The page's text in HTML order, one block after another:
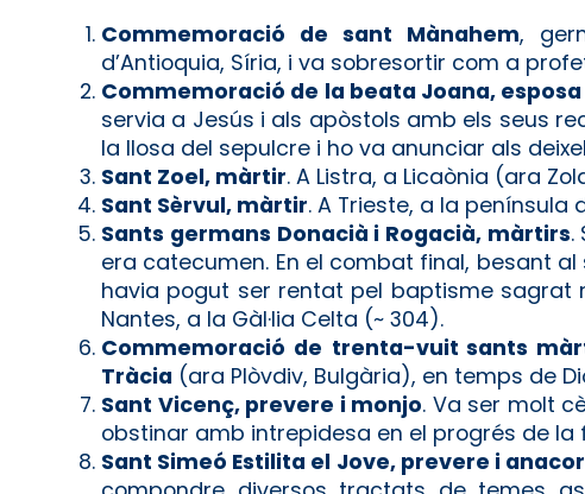
Commemoració de sant Mànahem,
d’Antioquia, Síria, i va sobresortir com a
Commemoració de la beata Joana, esposa
servia a Jesús i als apòstols amb els seus
la llosa del sepulcre i ho va anunciar als
Sant Zoel, màrtir. A Listra, a Licaònia (ara
Sant Sèrvul, màrtir. A Trieste, a la península
Sants germans Donacià i Rogacià, màrtirs.
era catecumen. En el combat final, besant
havia pogut ser rentat pel baptisme sagrat
Nantes, a la Gàl·lia Celta (~ 304).
Commemoració de trenta-vuit sants
Tràcia (ara Plòvdiv, Bulgària), en temps de
Sant Vicenç, prevere i monjo. Va ser molt
obstinar amb intrepidesa en el progrés de la
Sant Simeó Estilita el Jove, prevere i